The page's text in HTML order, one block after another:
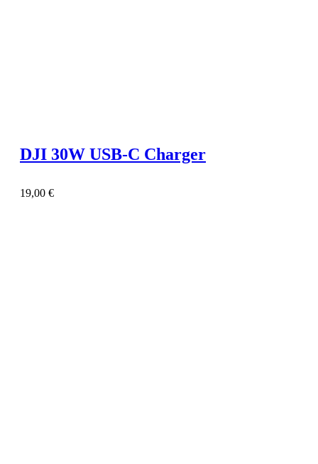
DJI 30W USB-C Charger
19,00 €